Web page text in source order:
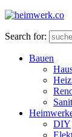
Search for:
Bauen
DIY